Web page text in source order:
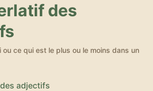
des
ou ce qui est le plus ou le moins dans un
adjectifs